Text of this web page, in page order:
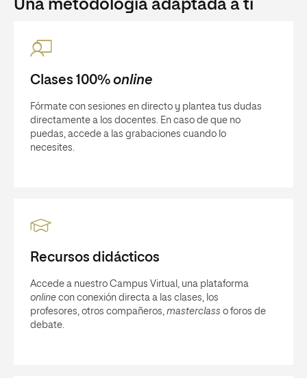
Una metodología adaptada a ti
Clases 100% online
Fórmate con sesiones en directo y plantea tus dudas
directamente a los docentes. En caso de que no
puedas, accede a las grabaciones cuando lo
necesites.
Recursos didácticos
Accede a nuestro Campus Virtual, una plataforma
online con conexión directa a las clases, los
profesores, otros compañeros, masterclass o foros de
debate.